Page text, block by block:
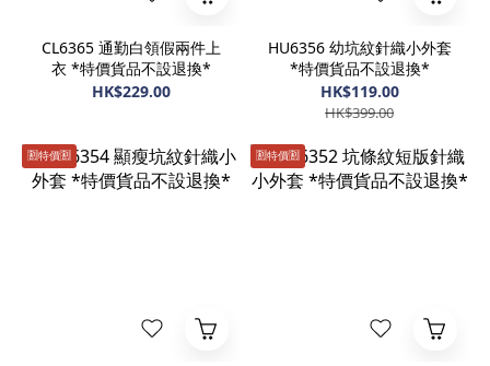
CL6365 通勤白領假兩件上
衣 *特價貨品不設退換*
HK$229.00
HU6356 幼坑紋針織小外套
*特價貨品不設退換*
HK$119.00
HK$399.00
🈹️特價🈹️ 🈹️特價🈹️